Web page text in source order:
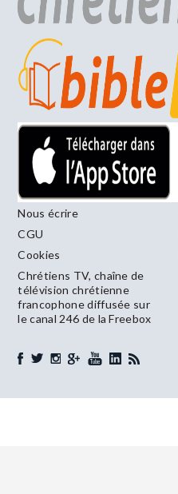
Nous écrire
CGU
Cookies
Chrétiens TV, chaîne de
télévision chrétienne
francophone diffusée sur
le canal 246 de la Freebox